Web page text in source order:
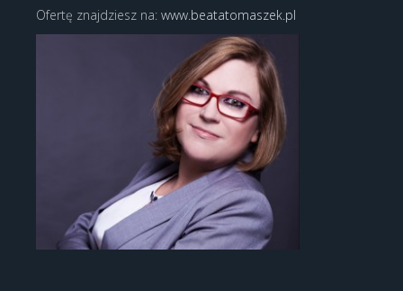
Ofertę znajdziesz na: www.beatatomaszek.pl